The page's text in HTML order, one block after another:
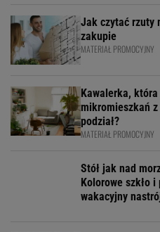
Jak czytać rzuty
zakupie
MATERIAŁ PROMOCYJNY
Kawalerka,
mikromieszkań
podział?
MATERIAŁ PROMOCYJNY
Stół jak nad
Kolorowe szkło
wakacyjny